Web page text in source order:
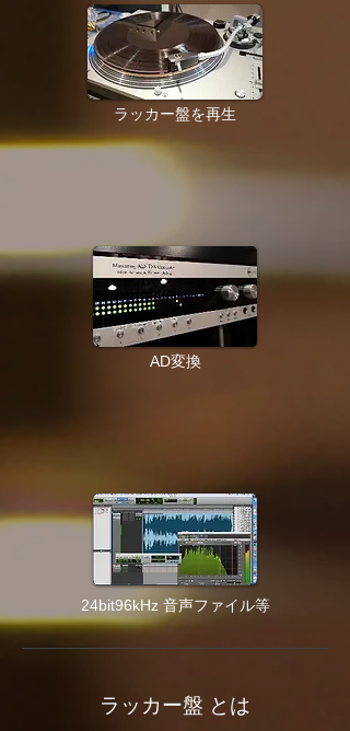
​ラッカー盤を再生
AD変換
24bit96kHz 音声ファイル等
ラッカー盤 とは